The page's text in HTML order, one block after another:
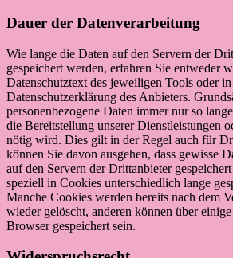
Dauer der Datenverarbeitung
Wie lange die Daten auf den Servern der
gespeichert werden, erfahren Sie entweder
Datenschutztext des jeweiligen Tools oder
Datenschutzerklärung des Anbieters.
personenbezogene Daten immer nur so
die Bereitstellung unserer Dienstleistungen
nötig wird. Dies gilt in der Regel auch für
können Sie davon ausgehen, dass gewisse
auf den Servern der Drittanbieter
speziell in Cookies unterschiedlich lange
Manche Cookies werden bereits nach dem
wieder gelöscht, anderen können über
Browser gespeichert sein.